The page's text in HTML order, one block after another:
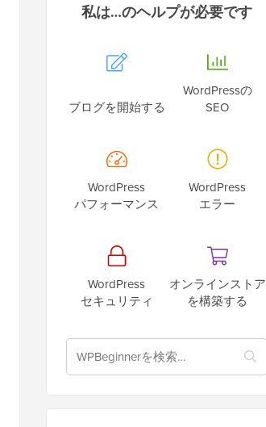
私は…のヘルプが必要です
ブログを開始する
WordPressの
SEO
WordPress
パフォーマンス
WordPress
エラー
WordPress
セキュリティ
オンラインストア
を構築する